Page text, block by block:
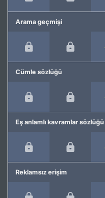
Arama geçmişi
Cümle sözlüğü
Eş anlamlı kavramlar sözlüğü
Reklamsız erişim